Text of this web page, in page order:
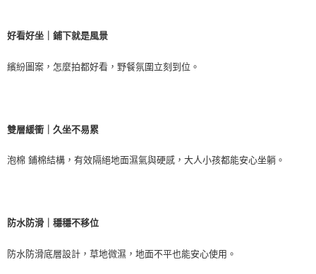
https://aftee.tw/terms/#terms3
「AFTEE先享後付」，若未經同意申辦者引起之損失，本公司不負相關責
任。
５．嚴禁一人註冊多個帳號或使用他人資訊註冊。若發現惡意使用之情形，
恩沛科技股份有限公司將有權停止該用戶之使用額度並採取法律行動。
好看好坐｜鋪下就是風景
繽紛圖案，怎麼拍都好看，野餐氛圍立刻到位。
雙層緩衝｜久坐不易累
泡棉 鋪棉結構，有效隔絕地面濕氣與硬感，大人小孩都能安心坐躺。
防水防滑｜穩穩不移位
防水防滑底層設計，草地微濕，地面不平也能安心使用。